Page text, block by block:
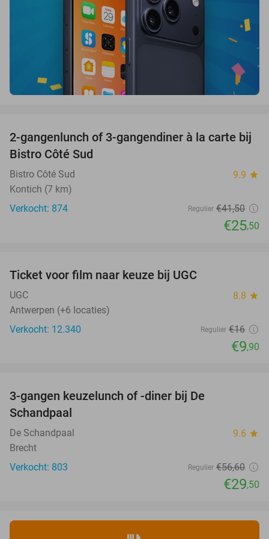
39%
2-gangenlunch of 3-gangendiner à la carte bij
Bistro Côté Sud
Bistro Côté Sud 9.9 star
Kontich (7 km)
Verkocht: 874
Regulier €41,50
€25,50
Ticket voor film naar keuze bij UGC
UGC 8.8 star
Antwerpen (+6 locaties)
Verkocht: 12.340
Regulier €16
€9,90
3-gangen keuzelunch of -diner bij De
Schandpaal
De Schandpaal 9.6 star
Brecht
Verkocht: 803
Regulier €56,60
€29,50